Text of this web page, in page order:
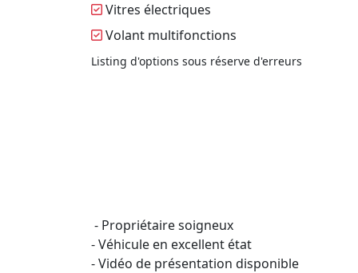
Vitres électriques
Volant multifonctions
Listing d'options sous réserve d'erreurs
- Véhicule en excellent état
- Vidéo de présentation disponible